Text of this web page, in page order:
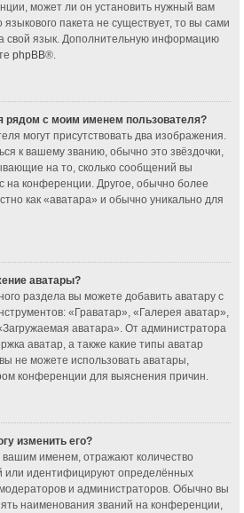
может ли он установить нужный вам
языкового пакета не существует, то вы сами
свой язык. Дополнительную информацию
phpBB®.
рядом с моим именем пользователя?
могут присутствовать два изображения.
к вашему званию, обычно это звёздочки,
на то, сколько сообщений вы
на конференции. Другое, обычно более
как «аватара» и обычно уникально для
аватары?
раздела вы можете добавить аватару с
«Граватар», «Галерея аватар»,
аватара». От администратора
аватар, а также какие типы аватар
не можете использовать аватары,
конференции для выяснения причин.
изменить его?
именем, отражают количество
или идентифицируют определённых
и администраторов. Обычно вы
наименования званий на конференции,